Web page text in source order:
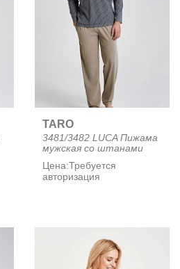
TARO
3481/3482 LUCA Пижама
мужская со штанами
Цена:Требуется
авторизация